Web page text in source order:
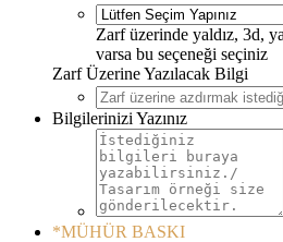
Zarf üzerinde yaldız, 3d,
varsa bu seçeneği seçiniz
Zarf Üzerine Yazılacak Bilgi
Bilgilerinizi Yazınız
*MÜHÜR BASKI